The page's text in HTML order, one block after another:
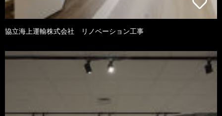
協立海上運輸株式会社 リノベーション工事